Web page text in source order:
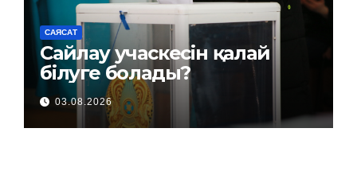
САЯСАТ
Сайлау учаскесін қалай
білуге болады?
03.08.2026